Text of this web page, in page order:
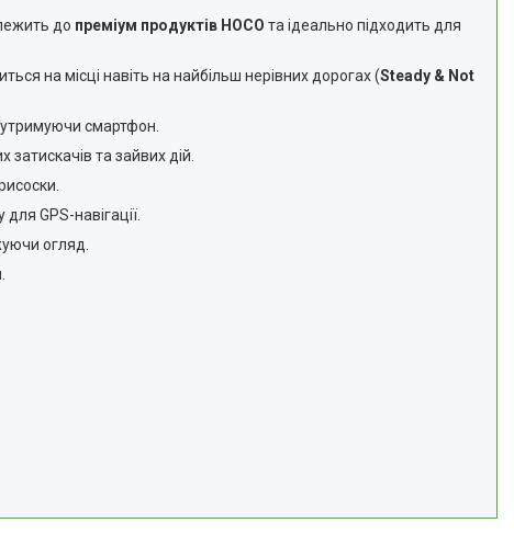
до преміум продуктів HOCO та ідеально підходить для
на місці навіть на найбільш нерівних дорогах (Steady & Not
смартфон.
та зайвих дій.
GPS-навігації.
огляд.